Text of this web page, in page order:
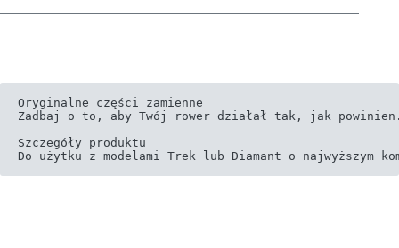
Oryginalne części zamienne
Zadbaj o to, aby Twój rower działał tak, jak
Szczegóły produktu
Do użytku z modelami Trek lub Diamant o najwyższym